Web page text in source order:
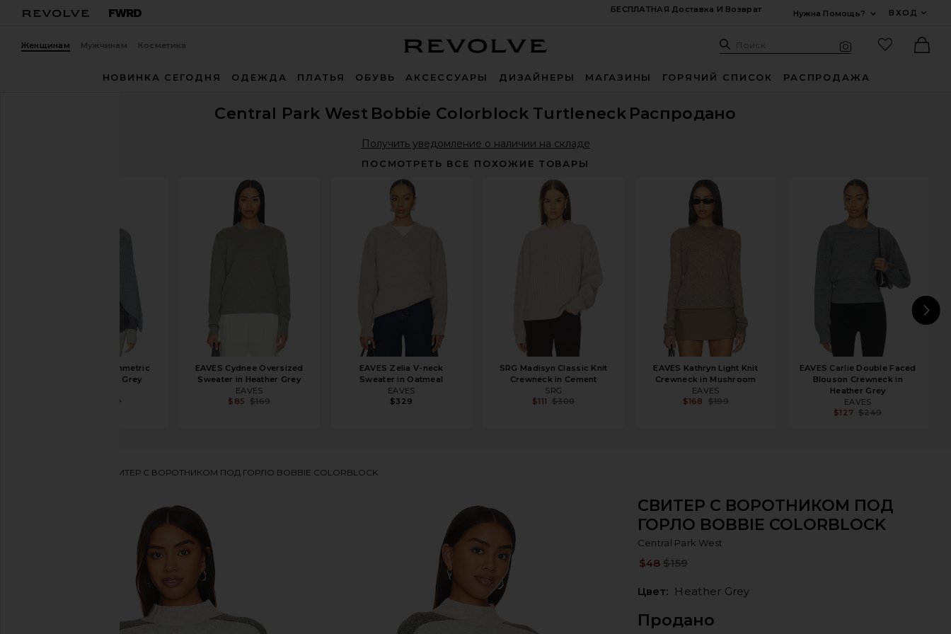
БЕСПЛАТНАЯ Доставка И Возврат
Нужна Помощь?
ВХОД
Женщинам Мужчинам Косметика Поиск: Site
Поиск
НОВИНКА СЕГОДНЯ ОДЕЖДА ПЛАТЬЯ ОБУВЬ АКСЕССУАРЫ ДИЗАЙНЕРЫ МАГАЗИНЫ ГОРЯЧИЙ СПИСОК РАСПРОДАЖА
Central Park West Bobbie Colorblock Turtleneck Распродано
Получить уведомление о наличии на складе
ПОСМОТРЕТЬ ВСЕ ПОХОЖИЕ ТОВАРЫ
Helsa Loxley Asymmetric
Cape in Heather Grey
$249
EAVES Cydnee Oversized
Sweater in Heather Grey
EAVES
$85 $169
EAVES Zelia V-neck
Sweater in Oatmeal
EAVES
$329
SRG Madisyn Classic Knit
Crewneck in Cement
SRG
$111 $300
EAVES Kathryn Light Knit
Crewneck in Mushroom
EAVES
$168
$199
EAVES Carlie Double Faced
Blouson Crewneck in
Heather Grey
EAVES
$127 $249
СВИТЕР С ВОРОТНИКОМ ПОД ГОРЛО BOBBIE COLORBLOCK
избранноеCentral Park West Bobbie Colorblock Turtleneck in Heather Grey
СВИТЕР С ВОРОТНИКОМ ПОД
ГОРЛО BOBBIE COLORBLOCK
Central Park West
$48 $159
Цвет: Heather Grey
Продано